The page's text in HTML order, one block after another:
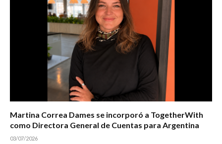
Martina Correa Dames se incorporó a TogetherWith
como Directora General de Cuentas para Argentina
03/07/2026